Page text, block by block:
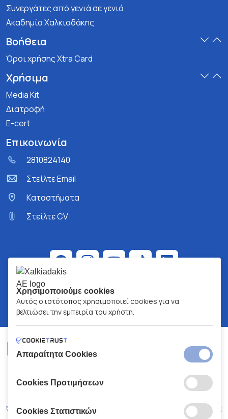
Συνεργάτες από γενιά σε γενιά
Ακαδημία Χαλκιαδάκης
Βοήθεια
Όροι χρήσης Xtra Card
Χρήσιμα
Media Kit
Διατροφή
E-cert
Επικοινωνία
2810824140
Στείλτε Email
Kαταστήματα
Στείλτε CV
ΑΡ.Γ.Ε.ΜΗ:
© 2026
Όροι και Προϋποθέσεις Πολιτική Απορρήτου Κώδικας Δεοντολογίας
Χρησιμοποιούμε cookies
Αυτός ο ιστότοπος χρησιμοποιεί cookies για να
βελτιώσει την εμπειρία του χρήστη.
Απαραίτητα Cookies
Cookies Προτιμήσεων
Cookies Στατιστικών